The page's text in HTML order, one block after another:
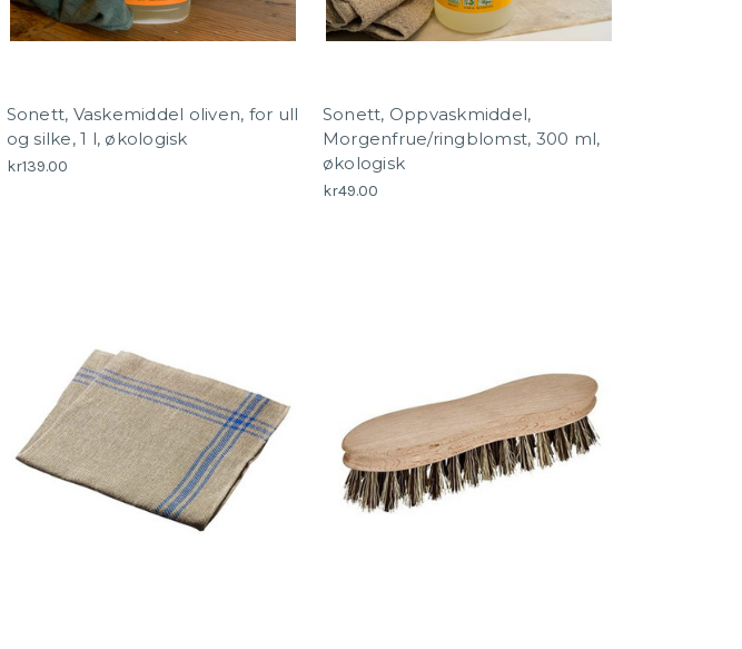
Sonett, Vaskemiddel oliven, for ull
og silke, 1 l, økologisk
kr139.00
Sonett, Oppvaskmiddel,
Morgenfrue/ringblomst, 300 ml,
økologisk
kr49.00